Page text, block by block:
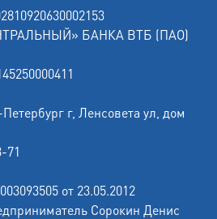
БАНКА ВТБ (ПАО)
г, Ленсовета ул, дом
71
от 23.05.2012
Сорокин Денис